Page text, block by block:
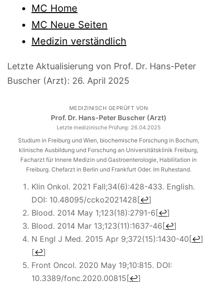
MC Home
MC Neue Seiten
Medizin verständlich
Letzte Aktualisierung von Prof. Dr. Hans-Peter
Buscher (Arzt): 26. April 2025
MEDIZINISCH GEPRÜFT VON
Prof. Dr. Hans-Peter Buscher (Arzt)
Letzte medizinische Prüfung: 26.04.2025
Studium in Freiburg und Wien, biochemische Forschung in Bochum,
klinische Ausbildung und Forschung an Universitätsklinik Freiburg,
Facharzt für Innere Medizin und Gastroenterologie, Habilitation in
Freiburg. Chefarzt in Berlin und Frankfurt Oder. Im Ruhestand.
Klin Onkol. 2021 Fall;34(6):428-433. English.
DOI: 10.48095/ccko2021428[↩]
Blood. 2014 May 1;123(18):2791-6[↩]
Blood. 2014 Mar 13;123(11):1637-46[↩]
N Engl J Med. 2015 Apr 9;372(15):1430-40[↩]
[↩]
Front Oncol. 2020 May 19;10:815. DOI:
10.3389/fonc.2020.00815[↩]